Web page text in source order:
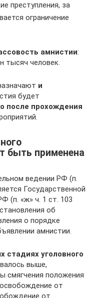
преступления, за
ограничение
амнистии:
тысяч человек.
и
будет
после прохождения
быть применена
ведении РФ (п.
Государственной
(п. «ж» ч. 1 ст. 103
об
о порядке
амнистии.
стадиях уголовного
выше,
смягчения положения
от
от